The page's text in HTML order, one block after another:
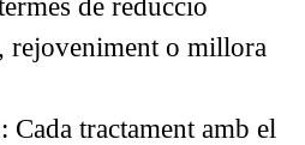
de reducció
rejoveniment o millora
: Cada tractament amb el